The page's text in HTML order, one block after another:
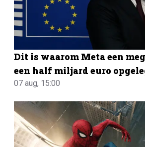
Dit is waarom Meta een
een half miljard euro
07 aug, 15:00